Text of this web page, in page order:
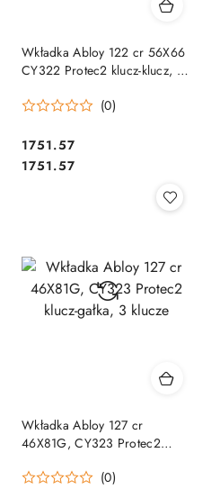
Wkładka Abloy 122 cr 56X66
CY322 Protec2 klucz-klucz, 3
(0)
Cena:
1751.57
Cena:
1751.57
Wkładka Abloy 127 cr
46X81G, CY323 Protec2
(0)